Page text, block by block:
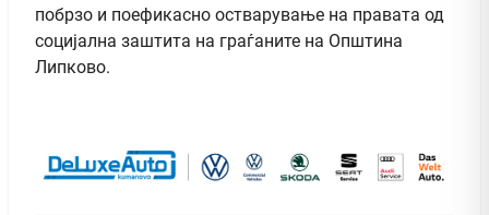
побрзо и поефикасно остварување на правата од
социјална заштита на граѓаните на Општина
Липково.